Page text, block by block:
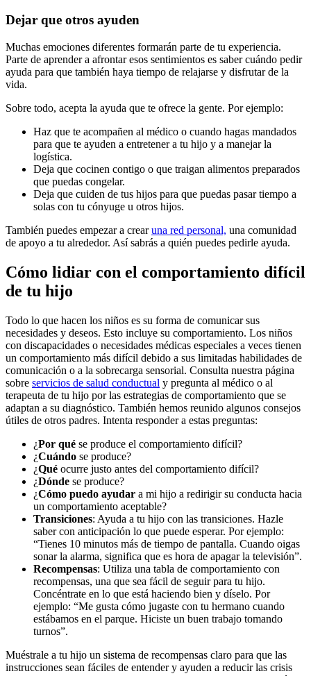
Dejar que otros ayuden
Muchas emociones diferentes formarán parte de tu experiencia.
Parte de aprender a afrontar esos sentimientos es saber cuándo pedir
ayuda para que también haya tiempo de relajarse y disfrutar de la
vida.
Sobre todo, acepta la ayuda que te ofrece la gente. Por ejemplo:
Haz que te acompañen al médico o cuando hagas mandados
para que te ayuden a entretener a tu hijo y a manejar la
logística.
Deja que cocinen contigo o que traigan alimentos preparados
que puedas congelar.
Deja que cuiden de tus hijos para que puedas pasar tiempo a
solas con tu cónyuge u otros hijos.
También puedes empezar a crearuna red personal, una comunidad
de apoyo a tu alrededor. Así sabrás a quién puedes pedirle ayuda.
Cómo lidiar con el comportamiento difícil
de tu hijo
Todo lo que hacen los niños es su forma de comunicar sus
necesidades y deseos. Esto incluye su comportamiento. Los niños
con discapacidades o necesidades médicas especiales a veces tienen
un comportamiento más difícil debido a sus limitadas habilidades de
comunicación o a la sobrecarga sensorial. Consulta nuestra página
sobre servicios de salud conductual y pregunta al médico o al
terapeuta de tu hijo por las estrategias de comportamiento que se
adaptan a su diagnóstico. También hemos reunido algunos consejos
útiles de otros padres. Intenta responder a estas preguntas:
¿Por qué se produce el comportamiento difícil?
¿Cuándo se produce?
¿Qué ocurre justo antes del comportamiento difícil?
¿Dónde se produce?
¿Cómo puedo ayudar a mi hijo a redirigir su conducta hacia
un comportamiento aceptable?
Transiciones: Ayuda a tu hijo con las transiciones. Hazle
saber con anticipación lo que puede esperar. Por ejemplo:
“Tienes 10 minutos más de tiempo de pantalla. Cuando oigas
sonar la alarma, significa que es hora de apagar la televisión”.
Recompensas: Utiliza una tabla de comportamiento con
recompensas, una que sea fácil de seguir para tu hijo.
Concéntrate en lo que está haciendo bien y díselo. Por
ejemplo: “Me gusta cómo jugaste con tu hermano cuando
estábamos en el parque. Hiciste un buen trabajo tomando
turnos”.
Muéstrale a tu hijo un sistema de recompensas claro para que las
instrucciones sean fáciles de entender y ayuden a reducir las crisis